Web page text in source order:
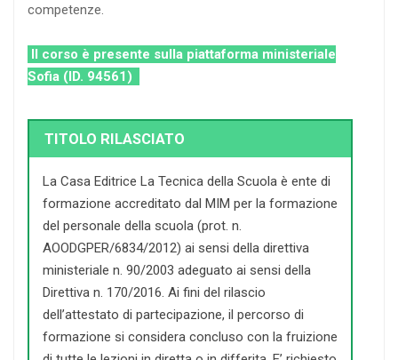
competenze.
Il corso è presente sulla piattaforma ministeriale
Sofia (ID. 94561)
TITOLO RILASCIATO
La Casa Editrice La Tecnica della Scuola è ente di
formazione accreditato dal MIM per la formazione
del personale della scuola (prot. n.
AOODGPER/6834/2012) ai sensi della direttiva
ministeriale n. 90/2003 adeguato ai sensi della
Direttiva n. 170/2016. Ai fini del rilascio
dell’attestato di partecipazione, il percorso di
formazione si considera concluso con la fruizione